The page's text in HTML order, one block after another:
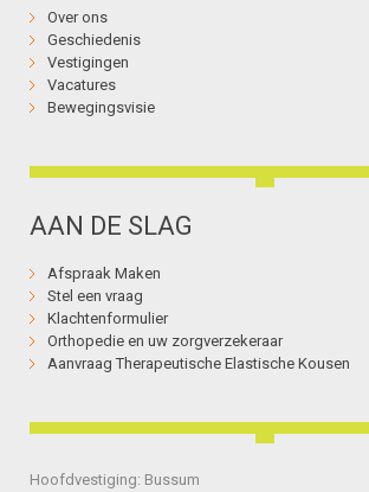
Over ons
Geschiedenis
Vestigingen
Vacatures
Bewegingsvisie
AAN DE SLAG
Afspraak Maken
Stel een vraag
Klachtenformulier
Orthopedie en uw zorgverzekeraar
Aanvraag Therapeutische Elastische Kousen
Hoofdvestiging: Bussum